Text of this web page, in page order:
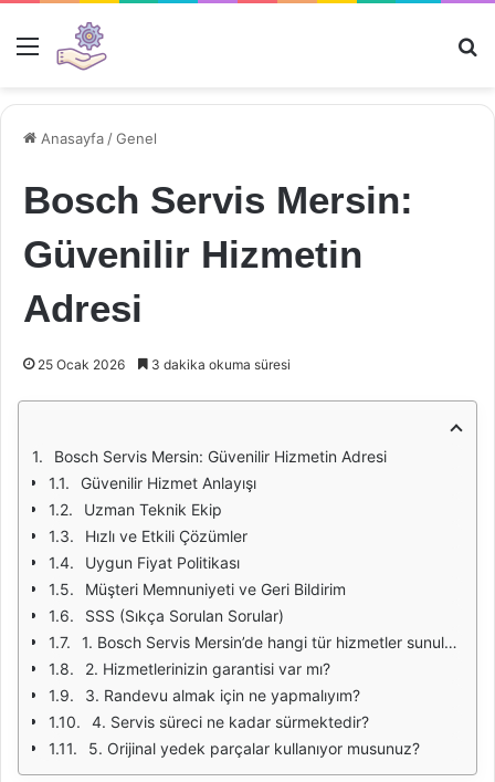
Menü
Anasayfa /Genel
Bosch Servis Mersin:
Güvenilir Hizmetin
Adresi
25 Ocak 2026 3 dakika okuma süresi
Bosch Servis Mersin: Güvenilir Hizmetin Adresi
Güvenilir Hizmet Anlayışı
Uzman Teknik Ekip
Hızlı ve Etkili Çözümler
Uygun Fiyat Politikası
Müşteri Memnuniyeti ve Geri Bildirim
SSS (Sıkça Sorulan Sorular)
1. Bosch Servis Mersin’de hangi tür hizmetler sunulmaktadır?
2. Hizmetlerinizin garantisi var mı?
3. Randevu almak için ne yapmalıyım?
4. Servis süreci ne kadar sürmektedir?
5. Orijinal yedek parçalar kullanıyor musunuz?